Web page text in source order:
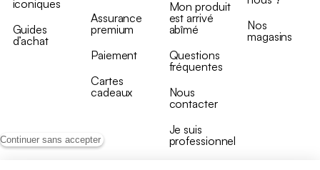
Continuer sans accepter
iconiques
Guides
d’achat
Assurance
premium
Paiement
Cartes
cadeaux
Mon produit
est arrivé
abîmé
Questions
fréquentes
Nous
contacter
Je suis
professionnel
Nos
magasins